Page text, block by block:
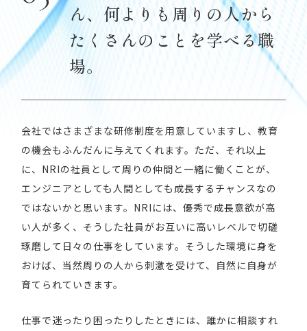
ん、何よりも周りの人から
たくさんのことを学べる職
場。
会社ではさまざまな研修制度を用意していますし、教育
の機会もふんだんに与えてくれます。ただ、それ以上
に、NRIの社員として周りの仲間と一緒に働くことが、
エンジニアとしても人間としても成長するチャンスなの
ではないかと思います。NRIには、優秀で成長意欲が高
い人が多く、そうした社員がお互いに高いレベルで切磋
琢磨して日々の仕事をしています。そうした環境に身を
おけば、当然周りの人から刺激を受けて、自然に自身が
育てられていきます。
仕事で迷ったり困ったりしたときには、誰かに相談すれ